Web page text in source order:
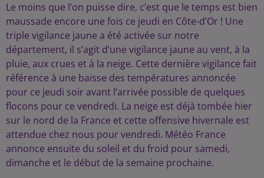
Le moins que l’on puisse dire, c’est que le temps est bien
maussade encore une fois ce jeudi en Côte-d’Or ! Une
triple vigilance jaune a été activée sur notre
département, il s’agit d’une vigilance jaune au vent, à la
pluie, aux crues et à la neige. Cette dernière vigilance fait
référence à une baisse des températures annoncée
pour ce jeudi soir avant l’arrivée possible de quelques
flocons pour ce vendredi. La neige est déjà tombée hier
sur le nord de la France et cette offensive hivernale est
attendue chez nous pour vendredi. Météo France
annonce ensuite du soleil et du froid pour samedi,
dimanche et le début de la semaine prochaine.